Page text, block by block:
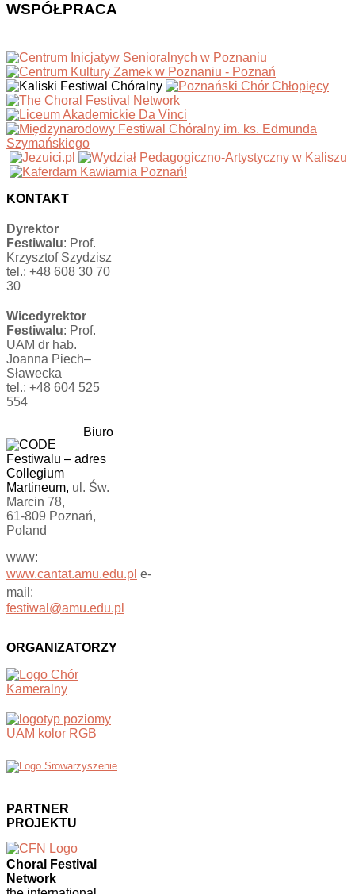
WSPÓŁPRACA
KONTAKT
Dyrektor
Festiwalu: Prof.
Krzysztof Szydzisz
tel.: +48 608 30 70
30
Wicedyrektor
Festiwalu: Prof.
UAM dr hab.
Joanna Piech–
Sławecka
tel.: +48 604 525
554
Biuro
Festiwalu – adres
Collegium
Martineum, ul. Św.
Marcin 78,
61-809 Poznań,
Poland
www:
www.cantat.amu.edu.pl e-
mail:
festiwal@amu.edu.pl
ORGANIZATORZY
PARTNER
PROJEKTU
Choral Festival
Network